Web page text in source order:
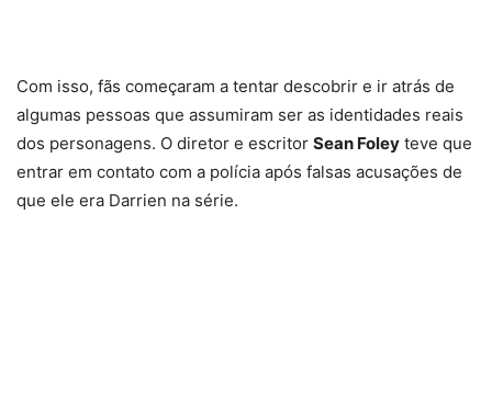
Com isso, fãs começaram a tentar descobrir e ir atrás de
algumas pessoas que assumiram ser as identidades reais
dos personagens. O diretor e escritor Sean Foley teve que
entrar em contato com a polícia após falsas acusações de
que ele era Darrien na série.